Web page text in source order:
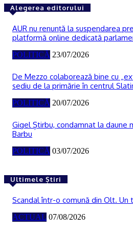
Alegerea editorului
AUR nu renunţă la suspendarea
platformă online dedicată
POLITICĂ 23/07/2026
De Mezzo colaborează bine cu
sediu de la primărie în centrul
POLITICĂ 20/07/2026
Gigel Știrbu, condamnat la daune
Barbu
POLITICĂ 03/07/2026
Ultimele Știri
Scandal într-o comună din Olt. Un
ACTUAL 07/08/2026